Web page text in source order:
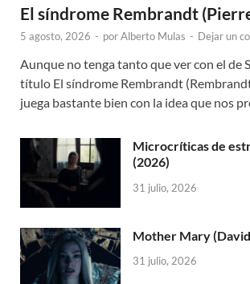
El síndrome Rembrandt
5 agosto, 2026 - porAlberto Mulas - Dejar un
Aunque no tenga tanto que ver con el de
título El síndrome Rembrandt
juega bastante bien con la idea que nos
Microcríticas de
(2026)
31 julio, 2026
Mother Mary
31 julio, 2026